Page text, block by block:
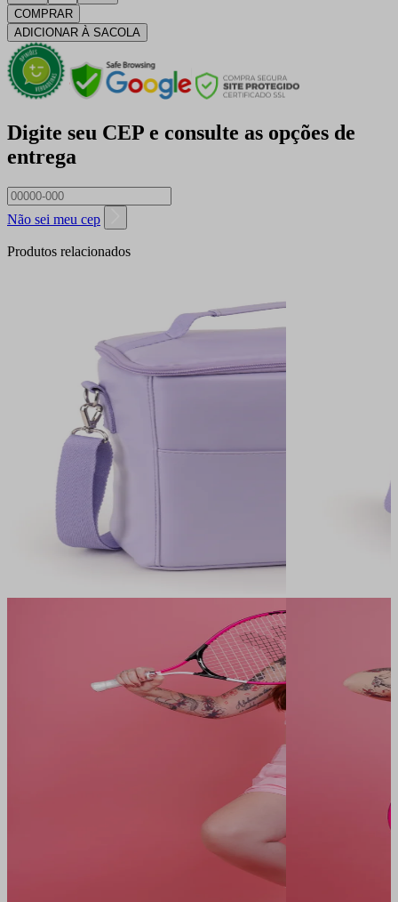
COMPRAR
ADICIONAR À SACOLA
Digite seu CEP e consulte as opções de
entrega
Não sei meu cep
Produtos relacionados